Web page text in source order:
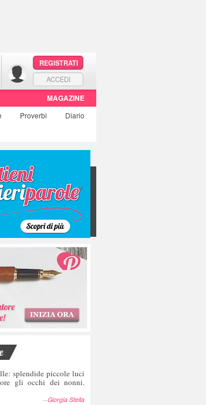
REGISTRATI
ACCEDI
MAGAZINE
Proverbi
Diario
splendide piccole luci
gli occhi dei nonni.
--Giorgia Stella